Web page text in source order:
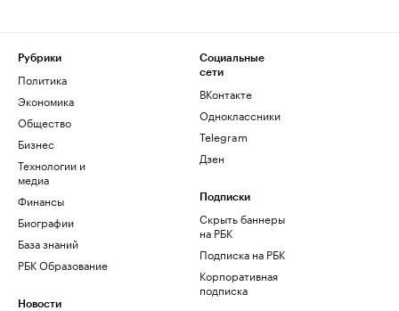
Рубрики
Политика
Экономика
Общество
Бизнес
Технологии и
медиа
Финансы
Биографии
База знаний
РБК Образование
Новости
Социальные
сети
ВКонтакте
Одноклассники
Telegram
Дзен
Подписки
Скрыть баннеры
на РБК
Подписка на РБК
Корпоративная
подписка